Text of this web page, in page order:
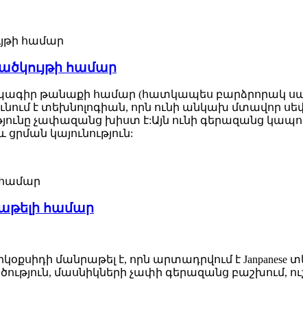
համար
թանաքի համար (հատկապես բարձրորակ
է տեխնոլոգիան, որն ունի անկախ մտավոր
չափազանց խիստ է:Այն ունի գերազանց
կայունություն:
համար
մանրաթել է, որն արտադրվում է Janpanese
մասնիկների չափի գերազանց բաշխում,